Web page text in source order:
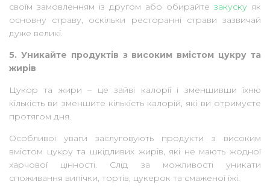
своїм замовленням із другом або обирайте закуску як
основну страву, оскільки ресторанні страви зазвичай
дуже великі.
5. Уникайте продуктів з високим вмістом цукру та
жирів
Цукор та жири – це зайві калорії і зменшивши їхню
кількість ви зменшите кількість калорій, які ви отримуєте
протягом дня.
Особливої уваги заслуговують продукти з високим
вмістом цукру та шкідливих жирів, які не мають жодної
харчової цінності. Слід за можливості уникати
споживання випічки, тортів, цукерок та смаженої їжі.